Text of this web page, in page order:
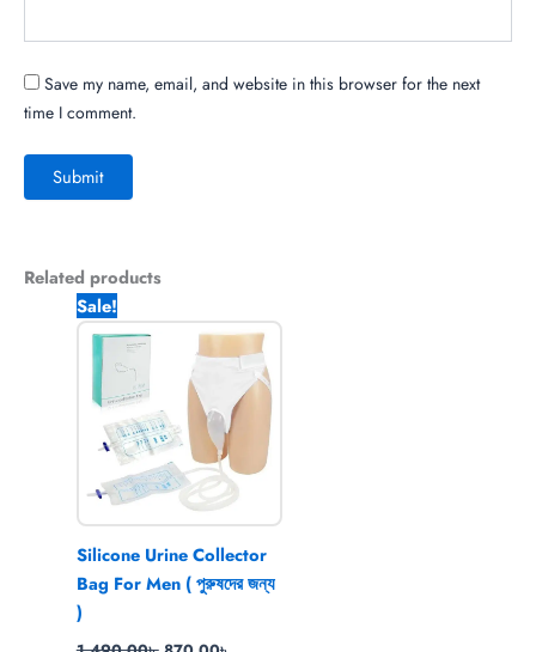
Save my name, email, and website in this browser for the next
time I comment.
Related products
Sale!
Silicone Urine Collector
Bag For Men ( পুরুষদের জন্য
)
price
1,490.00৳ .
price
is:
870.00৳ .